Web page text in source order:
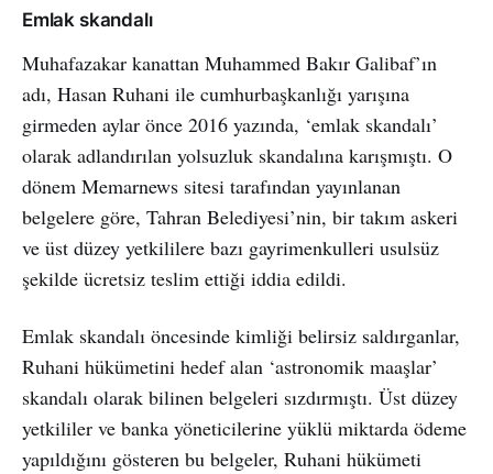
Emlak skandalı
Muhafazakar kanattan Muhammed Bakır Galibaf’ın
adı, Hasan Ruhani ile cumhurbaşkanlığı yarışına
girmeden aylar önce 2016 yazında, ‘emlak skandalı’
olarak adlandırılan yolsuzluk skandalına karışmıştı. O
dönem Memarnews sitesi tarafından yayınlanan
belgelere göre, Tahran Belediyesi’nin, bir takım askeri
ve üst düzey yetkililere bazı gayrimenkulleri usulsüz
şekilde ücretsiz teslim ettiği iddia edildi.
Emlak skandalı öncesinde kimliği belirsiz saldırganlar,
Ruhani hükümetini hedef alan ‘astronomik maaşlar’
skandalı olarak bilinen belgeleri sızdırmıştı. Üst düzey
yetkililer ve banka yöneticilerine yüklü miktarda ödeme
yapıldığını gösteren bu belgeler, Ruhani hükümeti